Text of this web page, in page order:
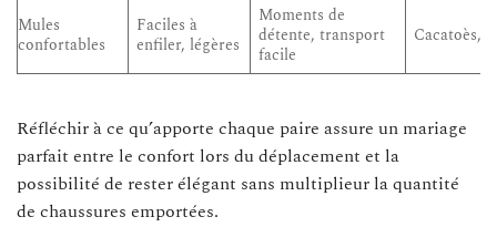
Mules
confortables
Faciles à
enfiler, légères
Moments de
détente, transport
facile
Cacatoès,
Réfléchir à ce qu’apporte chaque paire assure un mariage
parfait entre le confort lors du déplacement et la
possibilité de rester élégant sans multiplieur la quantité
de chaussures emportées.